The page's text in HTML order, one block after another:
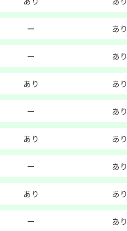
ー あり
ー あり
あり あり
ー あり
あり あり
ー あり
あり あり
ー あり